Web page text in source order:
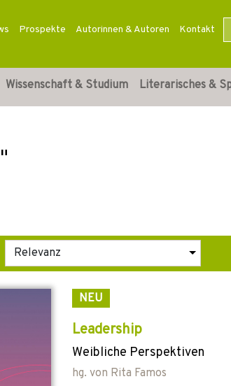
Prospekte Autorinnen & Autoren Kontakt
Wissenschaft & Studium Literarisches &
NEU
Leadership
Weibliche Perspektiven
hg. von Rita Famos